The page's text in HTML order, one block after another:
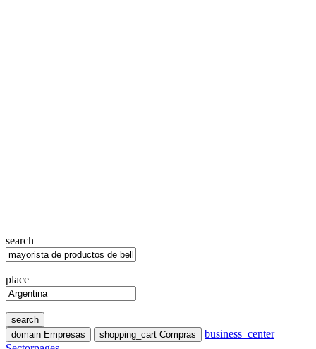
search
place
search
domain Empresas shopping_cart Compras
business_center